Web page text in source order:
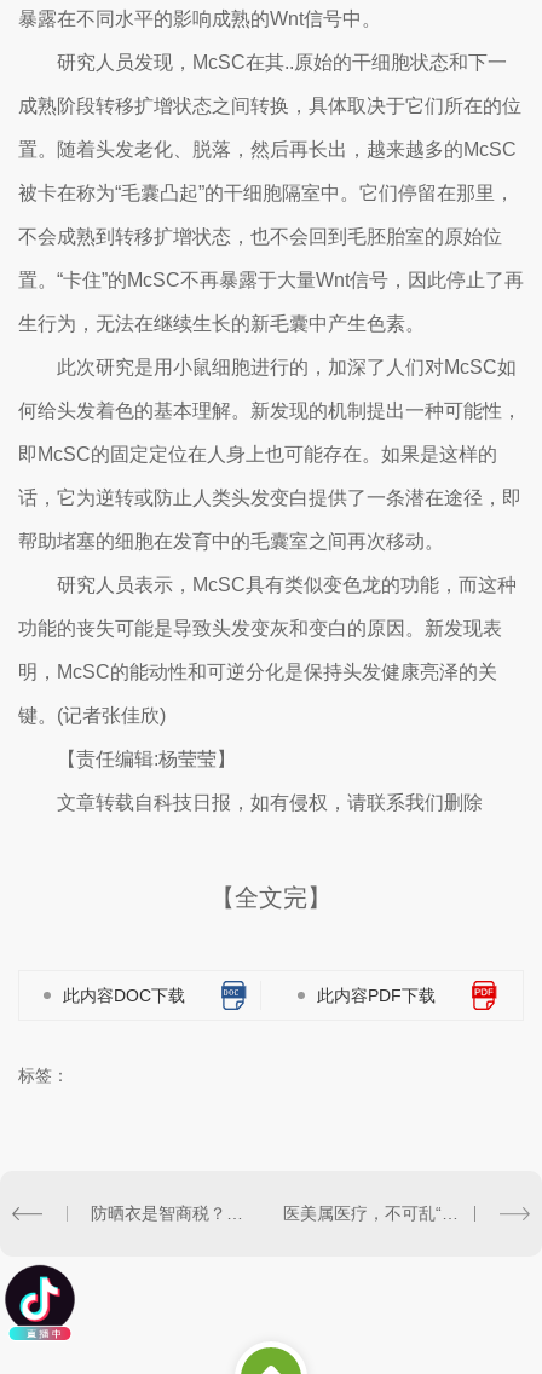
暴露在不同水平的影响成熟的Wnt信号中。
研究人员发现，McSC在其..原始的干细胞状态和下一
成熟阶段转移扩增状态之间转换，具体取决于它们所在的位
置。随着头发老化、脱落，然后再长出，越来越多的McSC
被卡在称为“毛囊凸起”的干细胞隔室中。它们停留在那里，
不会成熟到转移扩增状态，也不会回到毛胚胎室的原始位
置。“卡住”的McSC不再暴露于大量Wnt信号，因此停止了再
生行为，无法在继续生长的新毛囊中产生色素。
此次研究是用小鼠细胞进行的，加深了人们对McSC如
何给头发着色的基本理解。新发现的机制提出一种可能性，
即McSC的固定定位在人身上也可能存在。如果是这样的
话，它为逆转或防止人类头发变白提供了一条潜在途径，即
帮助堵塞的细胞在发育中的毛囊室之间再次移动。
研究人员表示，McSC具有类似变色龙的功能，而这种
功能的丧失可能是导致头发变灰和变白的原因。新发现表
明，McSC的能动性和可逆分化是保持头发健康亮泽的关
键。(记者张佳欣)
【责任编辑:杨莹莹】
文章转载自科技日报，如有侵权，请联系我们删除
【全文完】
此内容DOC下载 此内容PDF下载
标签：